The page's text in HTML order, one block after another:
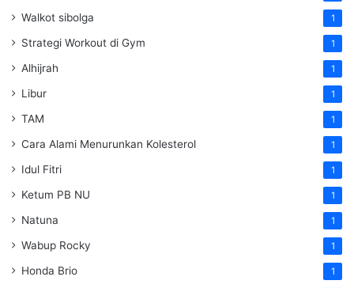
Walkot sibolga 1
Strategi Workout di Gym 1
Alhijrah 1
Libur 1
TAM 1
Cara Alami Menurunkan Kolesterol 1
Idul Fitri 1
Ketum PB NU 1
Natuna 1
Wabup Rocky 1
Honda Brio 1